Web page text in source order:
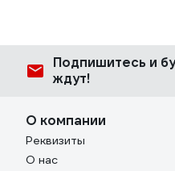
Подпишитесь и
ждут!
О компании
Реквизиты
О нас